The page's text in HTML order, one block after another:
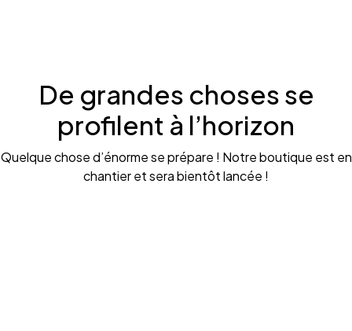
De grandes choses se
profilent à l’horizon
Quelque chose d’énorme se prépare ! Notre boutique est en
chantier et sera bientôt lancée !